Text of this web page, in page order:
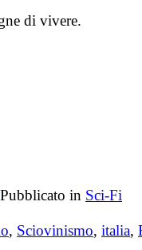
di vivere.
Pubblicato in Sci-Fi
, Sciovinismo, italia,